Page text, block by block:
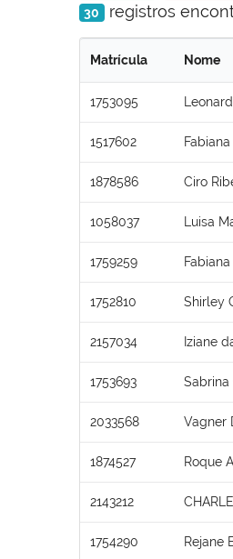
30 registros
Matrícula Nome
1753095
1517602
1878586 Ciro
1058037 Luisa
1759259
1752810 Shirley
2157034 Iziane
1753693 Sabrina
2033568 Vagner
1874527 Roque
2143212
1754290 Rejane